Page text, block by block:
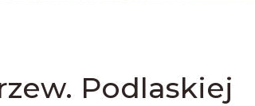
Podlaskiej